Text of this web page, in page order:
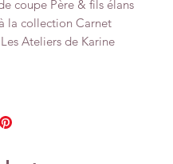
coupe Père & fils élans
la collection Carnet
Ateliers de Karine